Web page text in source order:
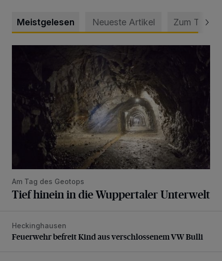
Meistgelesen Neueste Artikel Zum Thema
Am Tag des Geotops
Tief hinein in die Wuppertaler Unterwelt
Feuerwehr befreit Kind aus verschlossenem VW Bulli
Heckinghausen
Feuerwehr befreit Kind aus verschlossenem VW Bulli